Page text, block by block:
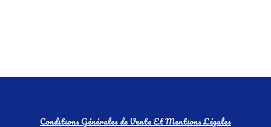
Conditions Générales de Vente Et Mentions Légales